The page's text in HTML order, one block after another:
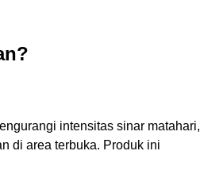
intensitas sinar matahari,
di area terbuka. Produk ini